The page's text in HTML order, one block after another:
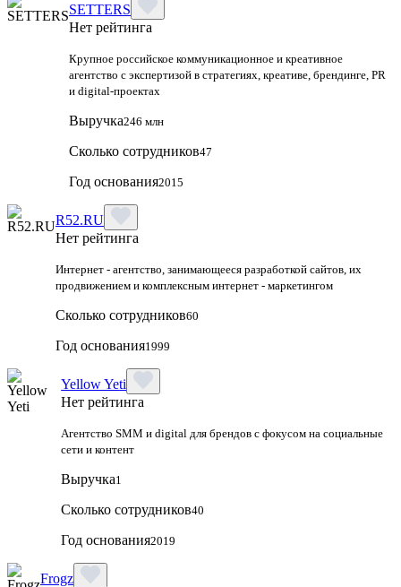
SETTERS
Нет рейтинга
Крупное российское коммуникационное и креативное
агентство с экспертизой в стратегиях, креативе, брендинге, PR
и digital‑проектах
Выручка246 млн
Сколько сотрудников47
Год основания2015
R52.RU
Нет рейтинга
Интернет - агентство, занимающееся разработкой сайтов, их
продвижением и комплексным интернет - маркетингом
Сколько сотрудников60
Год основания1999
Yellow Yeti
Нет рейтинга
Агентство SMM и digital для брендов с фокусом на социальные
сети и контент
Выручка1
Сколько сотрудников40
Год основания2019
Frogz